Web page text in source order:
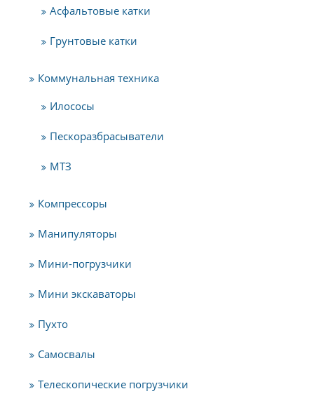
Асфальтовые катки
Грунтовые катки
Коммунальная техника
Илососы
Пескоразбрасыватели
МТЗ
Компрессоры
Манипуляторы
Мини-погрузчики
Мини экскаваторы
Пухто
Самосвалы
Телескопические погрузчики